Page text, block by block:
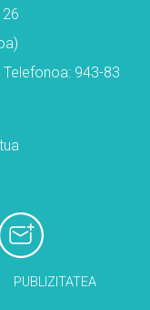
26
943-83
PUBLIZITATEA